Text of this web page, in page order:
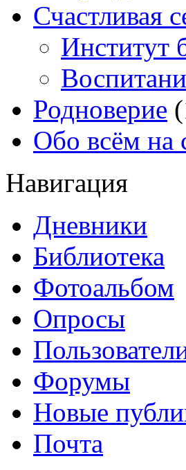
Счастливая
Институт
Родноверие
Обо всём на
Навигация
Дневники
Библиотека
Фотоальбом
Опросы
Форумы
Новые
Почта